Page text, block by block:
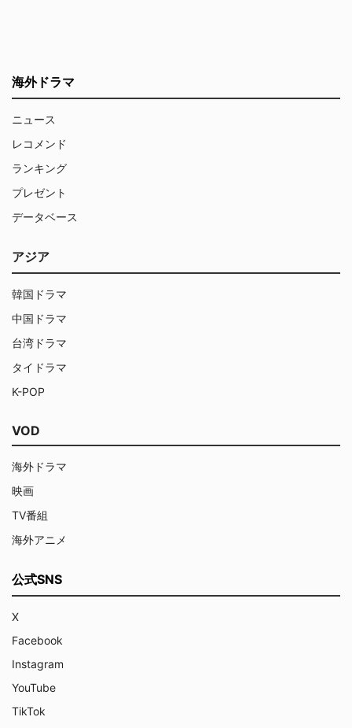
海外ドラマ
ニュース
レコメンド
ランキング
プレゼント
データベース
アジア
韓国ドラマ
中国ドラマ
台湾ドラマ
タイドラマ
K-POP
VOD
海外ドラマ
映画
TV番組
海外アニメ
公式SNS
X
Facebook
Instagram
YouTube
TikTok